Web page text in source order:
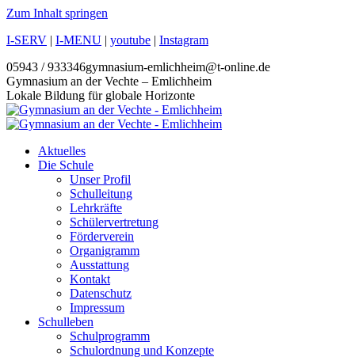
Zum Inhalt springen
I-SERV | I-MENU | youtube | Instagram
05943 / 933346gymnasium-emlichheim@t-online.de
Gymnasium an der Vechte – Emlichheim
Lokale Bildung für globale Horizonte
Aktuelles
Die Schule
Unser Profil
Schulleitung
Lehrkräfte
Schülervertretung
Förderverein
Organigramm
Ausstattung
Kontakt
Datenschutz
Impressum
Schulleben
Schulprogramm
Schulordnung und Konzepte